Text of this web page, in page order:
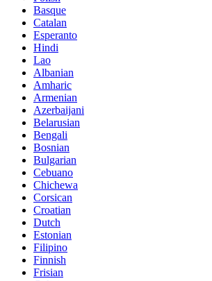
Basque
Catalan
Esperanto
Hindi
Lao
Albanian
Amharic
Armenian
Azerbaijani
Belarusian
Bengali
Bosnian
Bulgarian
Cebuano
Chichewa
Corsican
Croatian
Dutch
Estonian
Filipino
Finnish
Frisian